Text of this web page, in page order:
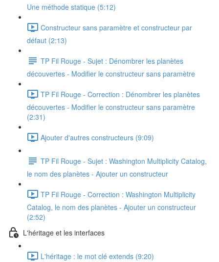
Une méthode statique (5:12)
Constructeur sans paramètre et constructeur par
défaut (2:13)
TP Fil Rouge - Sujet : Dénombrer les planètes
découvertes - Modifier le constructeur sans paramètre
TP Fil Rouge - Correction : Dénombrer les planètes
découvertes - Modifier le constructeur sans paramètre
(2:31)
Ajouter d'autres constructeurs (9:09)
TP Fil Rouge - Sujet : Washington Multiplicity Catalog,
le nom des planètes - Ajouter un constructeur
TP Fil Rouge - Correction : Washington Multiplicity
Catalog, le nom des planètes - Ajouter un constructeur
(2:52)
L'héritage et les interfaces
L'héritage : le mot clé extends (9:20)